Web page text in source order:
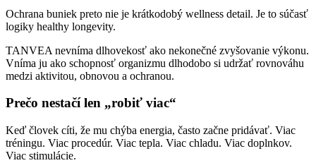
Ochrana buniek preto nie je krátkodobý wellness detail. Je to súčasť
logiky healthy longevity.
TANVEA nevníma dlhovekosť ako nekonečné zvyšovanie výkonu.
Vníma ju ako schopnosť organizmu dlhodobo si udržať rovnováhu
medzi aktivitou, obnovou a ochranou.
Prečo nestačí len „robiť viac“
Keď človek cíti, že mu chýba energia, často začne pridávať. Viac
tréningu. Viac procedúr. Viac tepla. Viac chladu. Viac doplnkov.
Viac stimulácie.